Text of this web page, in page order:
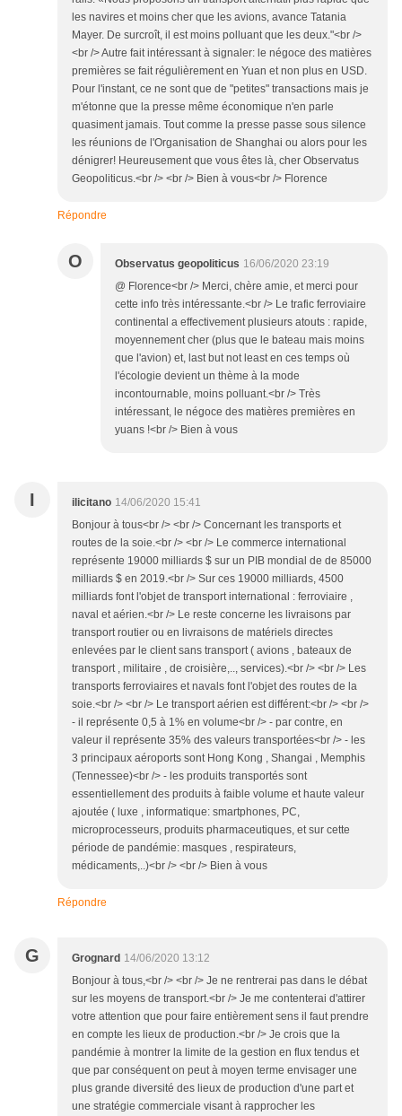
les navires et moins cher que les avions, avance Tatania
Mayer. De surcroît, il est moins polluant que les deux."<br />
<br /> Autre fait intéressant à signaler: le négoce des matières
premières se fait régulièrement en Yuan et non plus en USD.
Pour l'instant, ce ne sont que de "petites" transactions mais je
m'étonne que la presse même économique n'en parle
quasiment jamais. Tout comme la presse passe sous silence
les réunions de l'Organisation de Shanghai ou alors pour les
dénigrer! Heureusement que vous êtes là, cher Observatus
Geopoliticus.<br /> <br /> Bien à vous<br /> Florence
Répondre
O Observatus geopoliticus 16/06/2020 23:19
@ Florence<br /> Merci, chère amie, et merci pour
cette info très intéressante.<br /> Le trafic ferroviaire
continental a effectivement plusieurs atouts : rapide,
moyennement cher (plus que le bateau mais moins
que l'avion) et, last but not least en ces temps où
l'écologie devient un thème à la mode
incontournable, moins polluant.<br /> Très
intéressant, le négoce des matières premières en
yuans !<br /> Bien à vous
I ilicitano 14/06/2020 15:41
Bonjour à tous<br /> <br /> Concernant les transports et
routes de la soie.<br /> <br /> Le commerce international
représente 19000 milliards $ sur un PIB mondial de de 85000
milliards $ en 2019.<br /> Sur ces 19000 milliards, 4500
milliards font l'objet de transport international : ferroviaire ,
naval et aérien.<br /> Le reste concerne les livraisons par
transport routier ou en livraisons de matériels directes
enlevées par le client sans transport ( avions , bateaux de
transport , militaire , de croisière,.., services).<br /> <br /> Les
transports ferroviaires et navals font l'objet des routes de la
soie.<br /> <br /> Le transport aérien est différent:<br /> <br />
- il représente 0,5 à 1% en volume<br /> - par contre, en
valeur il représente 35% des valeurs transportées<br /> - les
3 principaux aéroports sont Hong Kong , Shangai , Memphis
(Tennessee)<br /> - les produits transportés sont
essentiellement des produits à faible volume et haute valeur
ajoutée ( luxe , informatique: smartphones, PC,
microprocesseurs, produits pharmaceutiques, et sur cette
période de pandémie: masques , respirateurs,
médicaments,..)<br /> <br /> Bien à vous
Répondre
G Grognard 14/06/2020 13:12
Bonjour à tous,<br /> <br /> Je ne rentrerai pas dans le débat
sur les moyens de transport.<br /> Je me contenterai d'attirer
votre attention que pour faire entièrement sens il faut prendre
en compte les lieux de production.<br /> Je crois que la
pandémie à montrer la limite de la gestion en flux tendus et
que par conséquent on peut à moyen terme envisager une
plus grande diversité des lieux de production d'une part et
une stratégie commerciale visant à rapprocher les